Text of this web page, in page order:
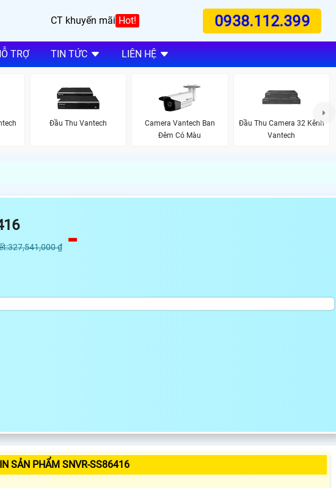
CT khuyến mãi Hot! 0938.112.399
TRỢ TIN TỨC LIÊN HỆ
Đầu Thu Vantech
Camera Vantech Ban
Đêm Có Màu
Đầu Thu Camera 32 Kênh
Vantech
₫
SẢN PHẨM SNVR-SS86416